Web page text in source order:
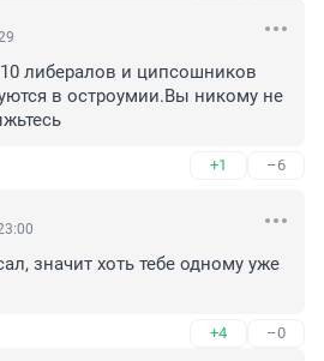
либералов и ципсошников
в остроумии.Вы никому не
+1 –6
значит хоть тебе одному уже
+4 –0